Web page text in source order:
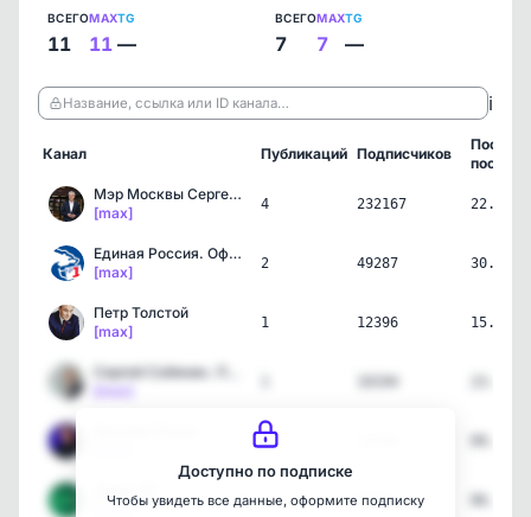
ВСЕГО
11
MAX
11
TG
—
ВСЕГО
7
MAX
7
TG
—
Название, ссылка или ID канала… ℹ️
Канал Публикаций Подписчиков
пост
Мэр Москвы Сергей Собянин
[max]
4 232167
Единая Россия. Официально
[max]
2 49287
Петр Толстой
[max]
1 12396
1
[max]
1 6511
Доступно по подписке
Чтобы увидеть все данные, оформите подписку